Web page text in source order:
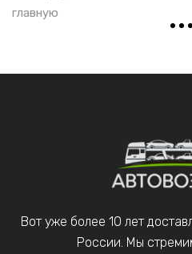
главную
Вот уже более 10 лет
России. Мы